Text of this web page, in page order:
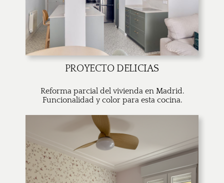
PROYECTO DELICIAS
Reforma parcial del vivienda en Madrid.
Funcionalidad y color para esta cocina.